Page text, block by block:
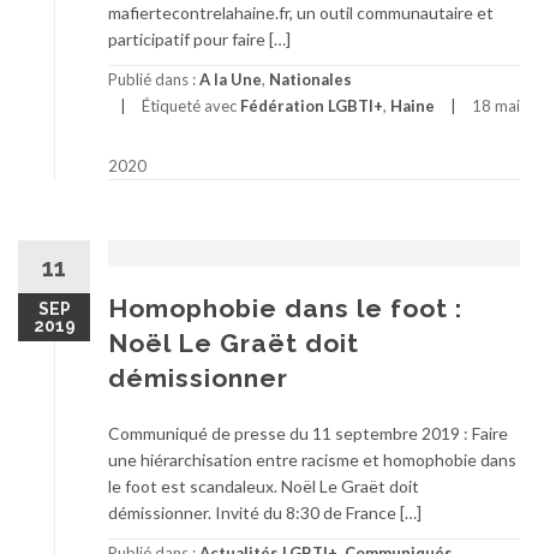
mafiertecontrelahaine.fr, un outil communautaire et
participatif pour faire […]
Publié dans :A la Une, Nationales
Étiqueté avec Fédération LGBTI+, Haine 18 mai
2020
11
SEP
2019
Homophobie dans le foot :
Noël Le Graët doit
démissionner
Communiqué de presse du 11 septembre 2019 : Faire
une hiérarchisation entre racisme et homophobie dans
le foot est scandaleux. Noël Le Graët doit
démissionner. Invité du 8:30 de France […]